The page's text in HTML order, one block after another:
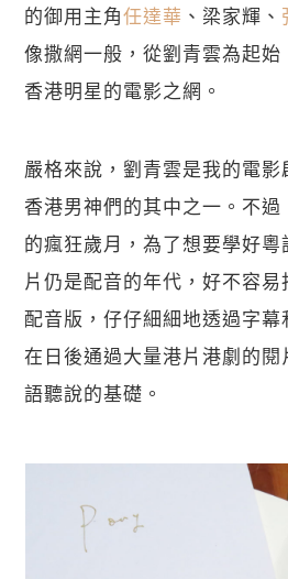
的御用主角任達華 、梁家輝、
像撒網一般，從劉青雲為起
香港明星的電影之網。
嚴格來說，劉青雲是我的電
香港男神們的其中之一。不
的瘋狂歲月，為了想要學好
片仍是配音的年代，好不容
配音版，仔仔細細地透過字
在日後通過大量港片港劇的
語聽說的基礎。